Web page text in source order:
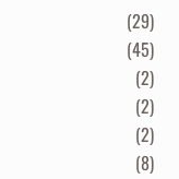
(29)
(45)
(2)
(2)
(2)
(8)